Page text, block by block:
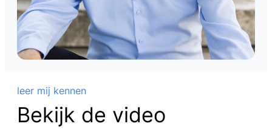
leer mij kennen
Bekijk de video